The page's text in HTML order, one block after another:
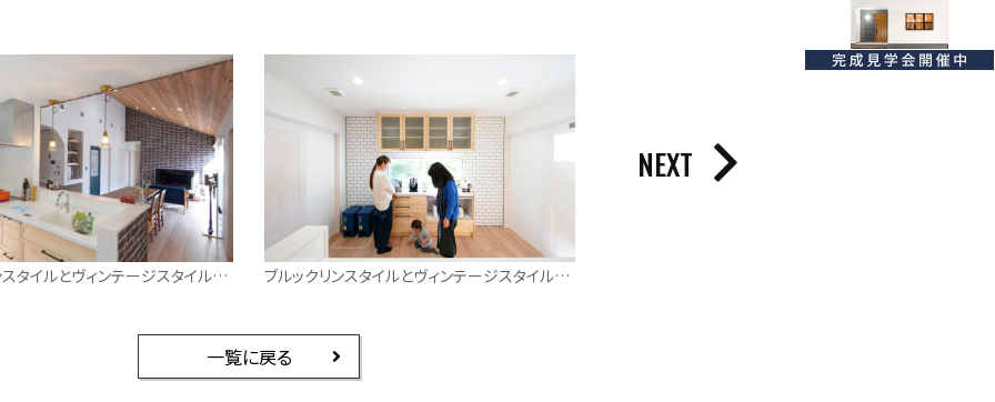
ブルックリンスタイルとヴィンテージスタイルが融合した平屋 ブルックリンスタイルとヴィンテージスタイルが融合した平屋
NEXT
一覧に戻る